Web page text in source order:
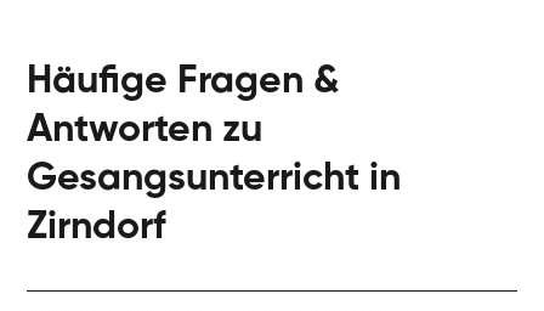
Häufige Fragen &
Antworten zu
Gesangsunterricht in
Zirndorf